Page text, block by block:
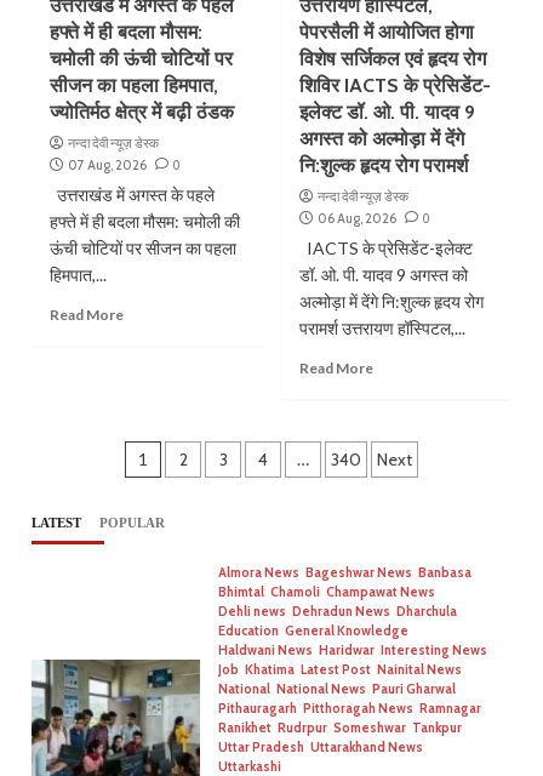
उत्तराखंड में अगस्त के पहले
हफ्ते में ही बदला मौसम:
चमोली की ऊंची चोटियों पर
सीजन का पहला हिमपात,
ज्योतिर्मठ क्षेत्र में बढ़ी ठंडक
नन्दा देवी न्यूज़ डेस्क
07 Aug, 2026
0
उत्तराखंड में अगस्त के पहले
हफ्ते में ही बदला मौसम: चमोली की
ऊंची चोटियों पर सीजन का पहला
हिमपात,...
Read More
उत्तरायण हॉस्पिटल,
पेपरसैली में आयोजित होगा
विशेष सर्जिकल एवं हृदय रोग
शिविर IACTS के प्रेसिडेंट-
इलेक्ट डॉ. ओ. पी. यादव 9
अगस्त को अल्मोड़ा में देंगे
नि:शुल्क हृदय रोग परामर्श
नन्दा देवी न्यूज़ डेस्क
06 Aug, 2026
0
IACTS के प्रेसिडेंट-इलेक्ट
डॉ. ओ. पी. यादव 9 अगस्त को
अल्मोड़ा में देंगे नि:शुल्क हृदय रोग
परामर्श उत्तरायण हॉस्पिटल,...
Read More
Posts
1 2 3 4 … 340 Next
LATEST POPULAR
Almora News Bageshwar News Banbasa
Bhimtal Chamoli Champawat News
Dehli news Dehradun News Dharchula
Education General Knowledge
Haldwani News Haridwar Interesting News
Job Khatima Latest Post Nainital News
National National News Pauri Gharwal
Pithauragarh Pitthoragah News Ramnagar
Ranikhet Rudrpur Someshwar Tankpur
Uttar Pradesh Uttarakhand News
Uttarkashi